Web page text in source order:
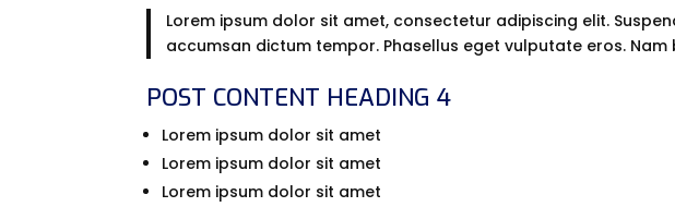
Lorem ipsum dolor sit amet, consectetur adipiscing elit.
accumsan dictum tempor. Phasellus eget vulputate eros.
POST CONTENT HEADING 4
Lorem ipsum dolor sit amet
Lorem ipsum dolor sit amet
Lorem ipsum dolor sit amet